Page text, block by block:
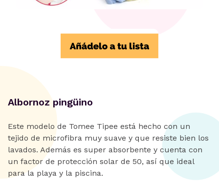
Albornoz pingüino
Este modelo de Tomee Tipee está hecho con un
tejido de microfibra muy suave y que resiste bien los
lavados. Además es super absorbente y cuenta con
un factor de protección solar de 50, así que ideal
para la playa y la piscina.